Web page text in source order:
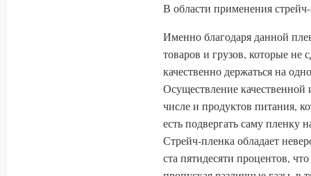
В области применения
Именно благодаря данной
товаров и грузов, которые не
качественно держаться на
Осуществление
числе и продуктов питания,
есть подвергать саму пленку
Стрейч-пленка обладает
ста пятидесяти процентов,